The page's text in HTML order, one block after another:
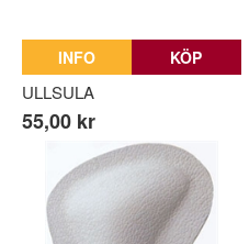
INFO KÖP
ULLSULA
55,00 kr